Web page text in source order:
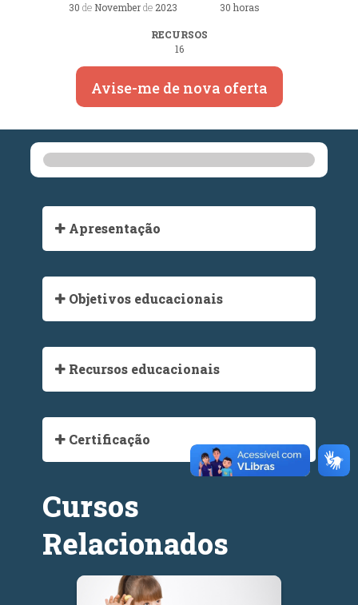
30 de Novemberde 2023
30 horas
RECURSOS
16
Avise-me de nova oferta
Apresentação
Objetivos educacionais
Recursos educacionais
Certificação
Cursos
Relacionados